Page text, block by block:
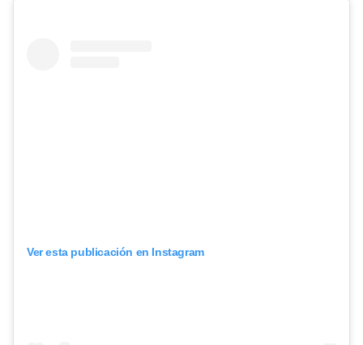
Ver esta publicación en Instagram